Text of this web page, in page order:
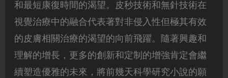
和最短康復時間的渴望。皮秒技術和無針技術在
視覺治療中的融合代表著對非侵入性但極其有效
的皮膚相關治療的渴望的向前飛躍。隨著興趣和
理解的增長，更多的創新和定制的增強肯定會繼
續塑造優雅的未來，將前幾天科學研究小說的願